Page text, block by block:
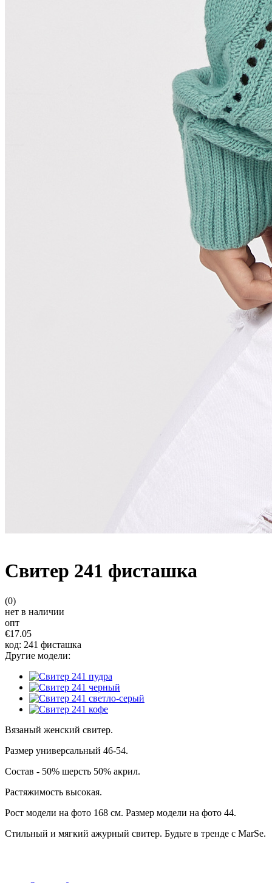
Свитер 241 фисташка
(0)
нет в наличии
опт
€17.05
код: 241 фисташка
Другие модели:
Вязаный женский свитер.
Размер универсальный 46-54.
Состав - 50% шерсть 50% акрил.
Растяжимость высокая.
Рост модели на фото 168 см. Размер модели на фото 44.
Стильный и мягкий ажурный свитер. Будьте в тренде с MarSe.